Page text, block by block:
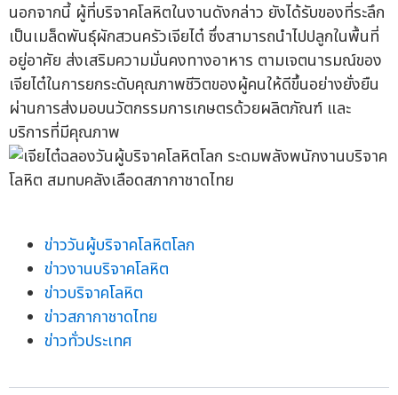
นอกจากนี้ ผู้ที่บริจาคโลหิตในงานดังกล่าว ยังได้รับของที่ระลึก
เป็นเมล็ดพันธุ์ผักสวนครัวเจียไต๋ ซึ่งสามารถนำไปปลูกในพื้นที่
อยู่อาศัย ส่งเสริมความมั่นคงทางอาหาร ตามเจตนารมณ์ของ
เจียไต๋ในการยกระดับคุณภาพชีวิตของผู้คนให้ดีขึ้นอย่างยั่งยืน
ผ่านการส่งมอบนวัตกรรมการเกษตรด้วยผลิตภัณฑ์ และ
บริการที่มีคุณภาพ
ข่าววันผู้บริจาคโลหิตโลก
ข่าวงานบริจาคโลหิต
ข่าวบริจาคโลหิต
ข่าวสภากาชาดไทย
ข่าวทั่วประเทศ